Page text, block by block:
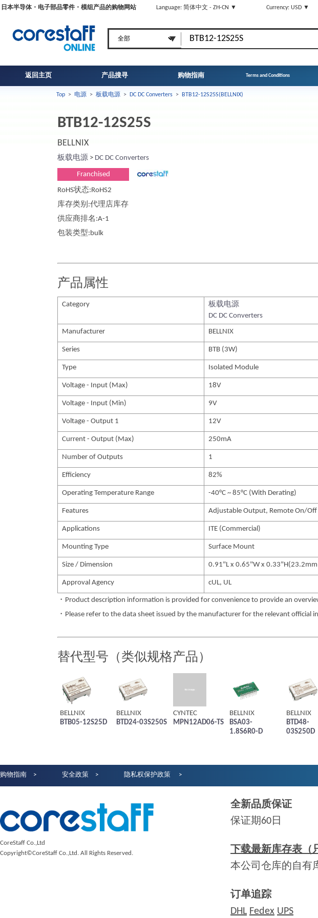
日本半导体・电子部品零件・模组产品的购物网站 Language: 简体中文 - ZH-CN ▼ Currency: USD ▼
返回主页 产品搜寻 购物指南 Terms and Conditions
Top > 电源 > 板载电源 > DC DC Converters > BTB12-12S25S(BELLNIX)
BTB12-12S25S
BELLNIX
板载电源 > DC DC Converters
Franchised
RoHS状态:RoHS2
库存类别:代理店库存
供应商排名:A-1
包装类型:bulk
产品属性
Category
板载电源
DC DC Converters
Manufacturer BELLNIX
Series BTB (3W)
Type Isolated Module
Voltage - Input (Max) 18V
Voltage - Input (Min) 9V
Voltage - Output 1 12V
Current - Output (Max) 250mA
Number of Outputs 1
Efficiency 82%
Operating Temperature Range -40°C ~ 85°C (With Derating)
Features Adjustable Output, Remote On/Off
Applications ITE (Commercial)
Mounting Type Surface Mount
Size / Dimension 0.91"L x 0.65"W x
Approval Agency cUL, UL
・Product description information is provided for convenience to provide an
・Please refer to the data sheet issued by the manufacturer for the relevant official
替代型号（类似规格产品）
BELLNIX
BTB05-12S25D
BELLNIX
BTD24-03S250S
CYNTEC
MPN12AD06-TS
BELLNIX
BSA03-
1.8S6R0-D
BELLNIX
BTD48-
03S250D
购物指南 安全政策 隐私权保护政策
CoreStaff Co.,Ltd
Copyright©CoreStaff Co.,Ltd. All Rights Reserved.
全新品质保证
保证期60日
下载最新库存表（
本公司仓库的自有
订单追踪
DHL Fedex UPS